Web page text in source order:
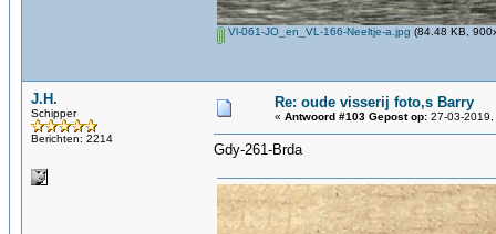
Vl-061-JO_en_VL-166-Neeltje-a.jpg (84.48 KB,
J.H.
Schipper
Berichten: 2214
Re: oude visserij foto,s Barry
« Antwoord #103 Gepost op: 27-03-
Gdy-261-Brda